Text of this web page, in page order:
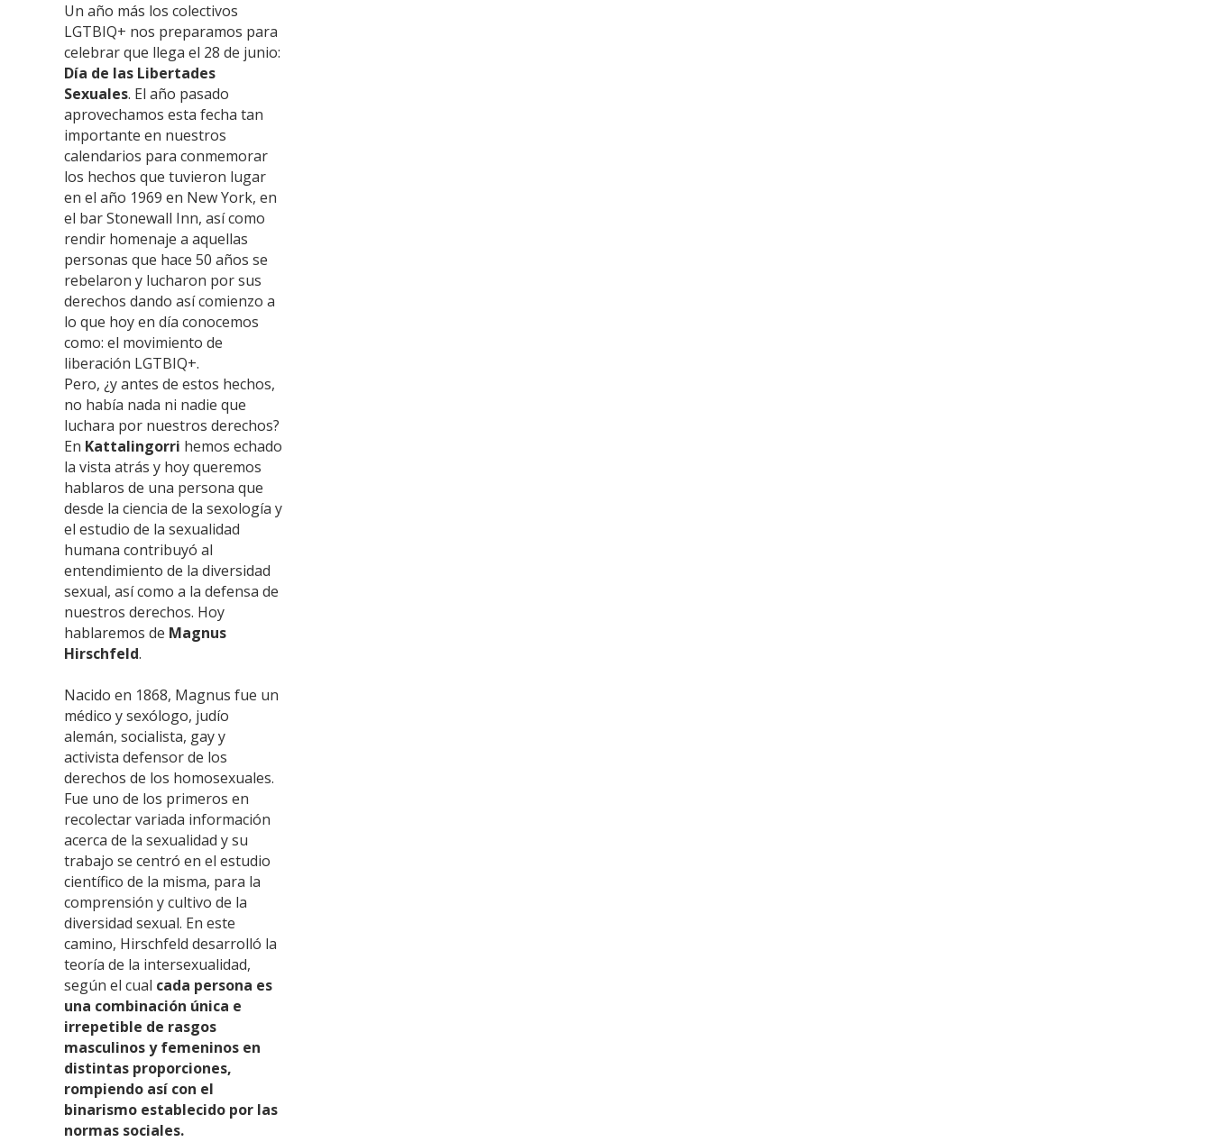
Un año más los colectivos
LGTBIQ+ nos preparamos para
celebrar que llega el 28 de junio:
Día de las Libertades
Sexuales. El año pasado
aprovechamos esta fecha tan
importante en nuestros
calendarios para conmemorar
los hechos que tuvieron lugar
en el año 1969 en New York, en
el bar Stonewall Inn, así como
rendir homenaje a aquellas
personas que hace 50 años se
rebelaron y lucharon por sus
derechos dando así comienzo a
lo que hoy en día conocemos
como: el movimiento de
liberación LGTBIQ+.
Pero, ¿y antes de estos hechos,
no había nada ni nadie que
luchara por nuestros derechos?
En Kattalingorri hemos echado
la vista atrás y hoy queremos
hablaros de una persona que
desde la ciencia de la sexología y
el estudio de la sexualidad
humana contribuyó al
entendimiento de la diversidad
sexual, así como a la defensa de
nuestros derechos. Hoy
hablaremos de Magnus
Hirschfeld.
Nacido en 1868, Magnus fue un
médico y sexólogo, judío
alemán, socialista, gay y
activista defensor de los
derechos de los homosexuales.
Fue uno de los primeros en
recolectar variada información
acerca de la sexualidad y su
trabajo se centró en el estudio
científico de la misma, para la
comprensión y cultivo de la
diversidad sexual. En este
camino, Hirschfeld desarrolló la
teoría de la intersexualidad,
según el cual cada persona es
una combinación única e
irrepetible de rasgos
masculinos y femeninos en
distintas proporciones,
rompiendo así con el
binarismo establecido por las
normas sociales.